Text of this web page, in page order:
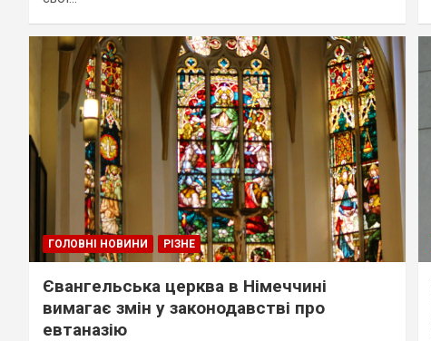
ГОЛОВНІ НОВИНИ РІЗНЕ
Євангельська церква в Німеччині
вимагає змін у законодавстві про
евтаназію